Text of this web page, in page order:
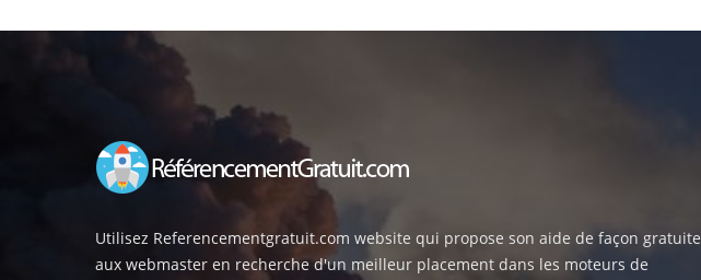
Utilisez Referencementgratuit.com website qui propose son aide de façon gratuite
aux webmaster en recherche d'un meilleur placement dans les moteurs de